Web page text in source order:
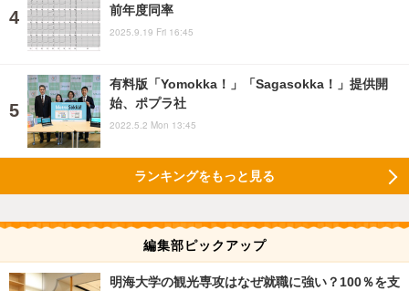
前年度同率
2025.9.19 Fri 16:45
有料版「Yomokka！」「Sagasokka！」提供開
始、ポプラ社
2022.5.2 Mon 13:45
ランキングをもっと見る
編集部ピックアップ
明海大学の観光専攻はなぜ就職に強い？100％を支